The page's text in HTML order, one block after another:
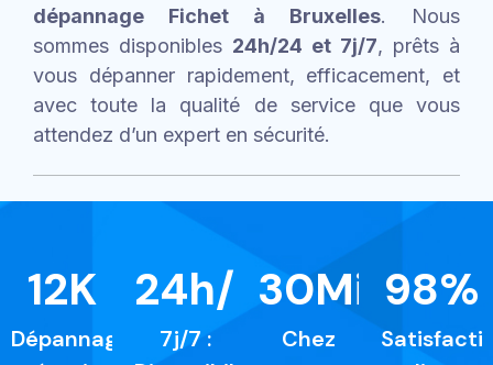
dépannage Fichet à Bruxelles. Nous
sommes disponibles 24h/24 et 7j/7, prêts à
vous dépanner rapidement, efficacement, et
avec toute la qualité de service que vous
attendez d’un expert en sécurité.
12K
Dépannages
24h/24
7j/7 :
30Min
Chez
98%